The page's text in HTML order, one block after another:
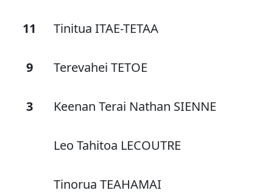
11 Tinitua ITAE-TETAA
9 Terevahei TETOE
3 Keenan Terai Nathan SIENNE
Leo Tahitoa LECOUTRE
Tinorua TEAHAMAI